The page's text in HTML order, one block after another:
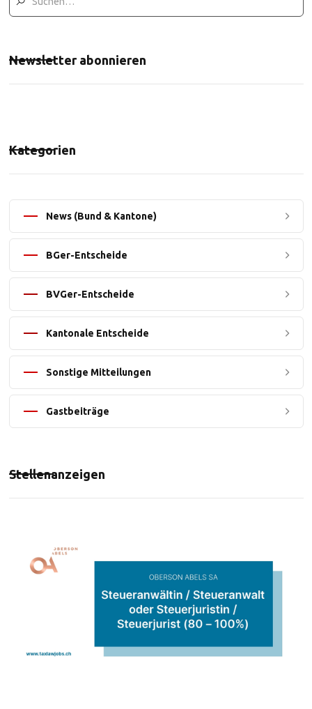
Newsletter abonnieren
Kategorien
News (Bund & Kantone)
BGer-Entscheide
BVGer-Entscheide
Kantonale Entscheide
Sonstige Mitteilungen
Gastbeiträge
Stellenanzeigen